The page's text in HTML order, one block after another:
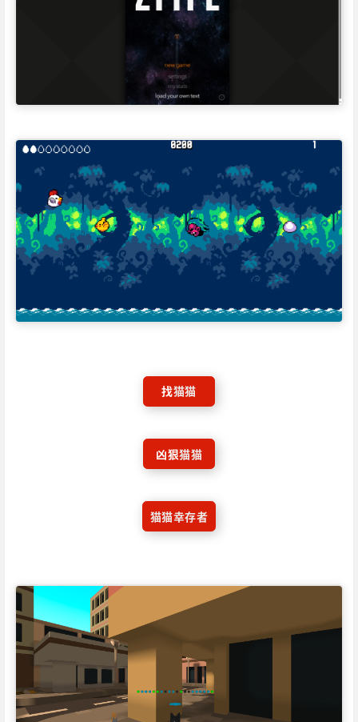
找猫猫
凶狠猫猫
猫猫幸存者